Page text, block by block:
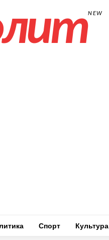
NEW
Спорт Культура